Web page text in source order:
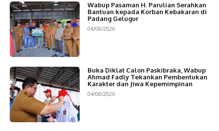
Wabup Pasaman H. Parulian Serahkan
Bantuan kepada Korban Kebakaran di
Padang Gelugur
04/08/2026
Buka Diklat Calon Paskibraka, Wabup
Ahmad Fadly Tekankan Pembentukan
Karakter dan Jiwa Kepemimpinan
04/08/2026